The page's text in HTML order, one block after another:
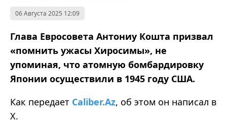
06 Августа 2025 12:09
Глава Евросовета Антониу Кошта призвал
«помнить ужасы Хиросимы», не
упоминая, что атомную бомбардировку
Японии осуществили в 1945 году США.
Как передает Caliber.Az, об этом он написал в
Х.